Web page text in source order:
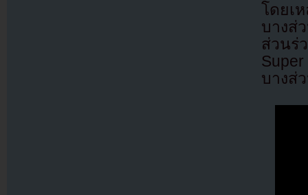
โดยเ
บางส่
ส่วนร่
บางส่